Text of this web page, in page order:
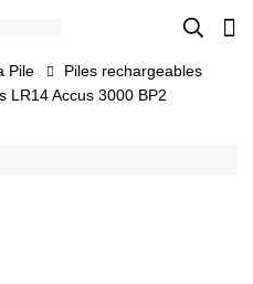
Pile
Piles rechargeables
LR14 Accus 3000 BP2